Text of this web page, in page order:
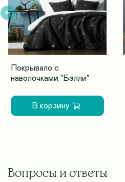
Покрывало с
наволочками "Бэлли"
В корзину
Вопросы и ответы